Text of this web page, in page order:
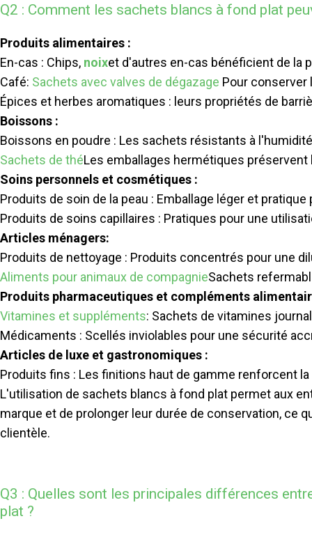
Q2 : Comment les sachets blancs à fond plat
Produits alimentaires :
En-cas : Chips, noixet d'autres en-cas bénéficient de la
Café: Sachets avec valves de dégazage Pour conserver
Épices et herbes aromatiques : leurs propriétés de
Boissons :
Boissons en poudre : Les sachets résistants à
Sachets de théLes emballages hermétiques préservent
Soins personnels et cosmétiques :
Produits de soin de la peau : Emballage léger et pratique
Produits de soins capillaires : Pratiques pour une
Articles ménagers:
Produits de nettoyage : Produits concentrés pour une
Aliments pour animaux de compagnieSachets
Produits pharmaceutiques et compléments
Vitamines et suppléments: Sachets de vitamines
Médicaments : Scellés inviolables pour une sécurité
Articles de luxe et gastronomiques :
Produits fins : Les finitions haut de gamme renforcent
L'utilisation de sachets blancs à fond plat permet aux
marque et de prolonger leur durée de conservation, ce
clientèle.
Q3 : Quelles sont les principales différences
plat ?